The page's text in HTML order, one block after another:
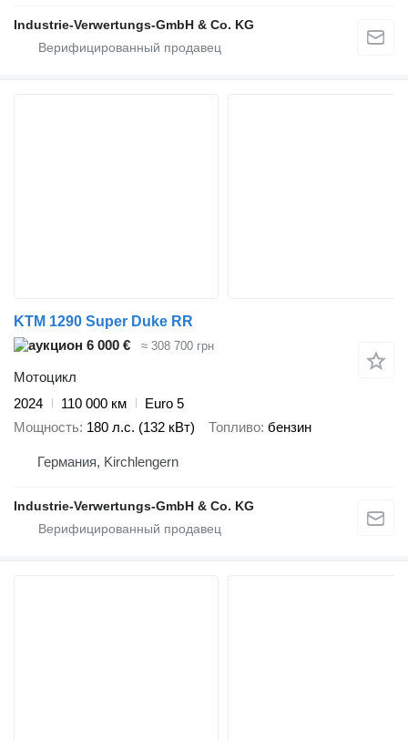
Industrie-Verwertungs-GmbH & Co. KG
KTM 1290 Super Duke RR
6 000 €
≈ 308 700 грн
Мотоцикл
2024
110 000 км
Euro 5
Мощность 180 л.с. (132 кВт) Топливо бензин
Германия, Kirchlengern
Industrie-Verwertungs-GmbH & Co. KG